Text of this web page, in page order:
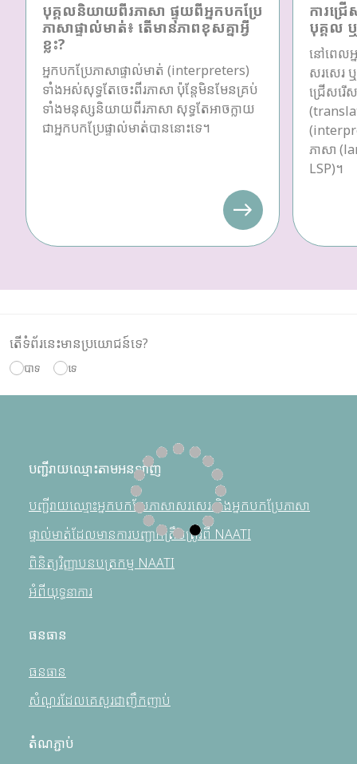
បុគ្គលនិយាយពីរភាសា ផ្ទុយពីអ្នកបកប្រែ
ភាសាផ្ទាល់មាត់៖ តើមានភាពខុសគ្នាអ្វី
ខ្លះ?
អ្នកបកប្រែភាសាផ្ទាល់មាត់ (interpreters)
ទាំងអស់សុទ្ធតែចេះពីរភាសា ប៉ុន្តែមិនមែនគ្រប់
ទាំងមនុស្សនិយាយពីរភាសា សុទ្ធតែអាចក្លាយ
ជាអ្នកបកប្រែផ្ទាល់មាត់បាននោះទេ។
ការជ្រ
បុគ្គល ឬ
នៅពេលអ្
សរសេរ ឬ
ជ្រើសរើ
ភាសា
LSP)។
តើទំព័រនេះមានប្រយោជន៍ទេ?
បាទ ទេ
បញ្ជីរាយឈ្មោះតាមអនឡាញ
បញ្ជីរាយឈ្មោះអ្នកបកប្រែភាសាសរសេរ និងអ្នកបកប្រែភាសា
ផ្ទាល់មាត់ដែលមានការបញ្ជាក់ត្រឹមត្រូវពី NAATI
ពិនិត្យវិញ្ញាបនបត្រកម្ម NAATI
អំពីយុទ្ធនាការ
ធនធាន
ធនធាន
សំណួរដែលគេសួរជាញឹកញាប់
តំណភ្ជាប់